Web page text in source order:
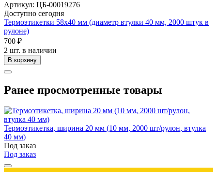
Артикул: ЦБ-00019276
Доступно сегодня
Термоэтикетки 58х40 мм (диаметр втулки 40 мм, 2000 штук в
рулоне)
700 ₽
2 шт. в наличии
В корзину
Ранее просмотренные товары
Термоэтикетка, ширина 20 мм (10 мм, 2000 шт/рулон, втулка
40 мм)
Под заказ
Под заказ